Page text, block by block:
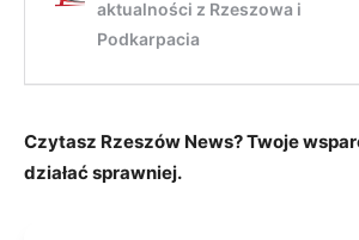
Czytasz Rzeszów News? Twoje
działać sprawniej.